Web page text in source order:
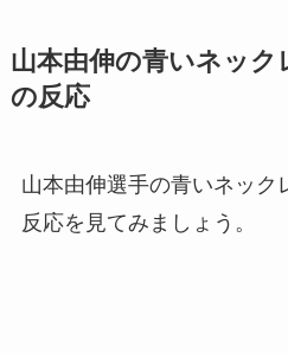
山本由伸の青いネッ
の反応
山本由伸選手の青いネック
反応を見てみましょう。